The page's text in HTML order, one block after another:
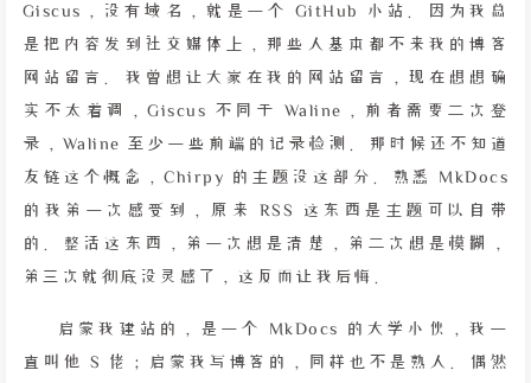
Giscus，没有域名，就是一个 GitHub 小站。因为我总
是把内容发到社交媒体上，那些人基本都不来我的博客
网站留言。我曾想让大家在我的网站留言，现在想想确
实不太着调，Giscus 不同于 Waline，前者需要二次登
录，Waline 至少一些前端的记录检测。那时候还不知道
友链这个概念，Chirpy 的主题没这部分。熟悉 MkDocs
的我第一次感受到，原来 RSS 这东西是主题可以自带
的。整活这东西，第一次想是清楚，第二次想是模糊，
第三次就彻底没灵感了，这反而让我后悔。
启蒙我建站的，是一个 MkDocs 的大学小伙，我一
直叫他 S 佬；启蒙我写博客的，同样也不是熟人。偶然